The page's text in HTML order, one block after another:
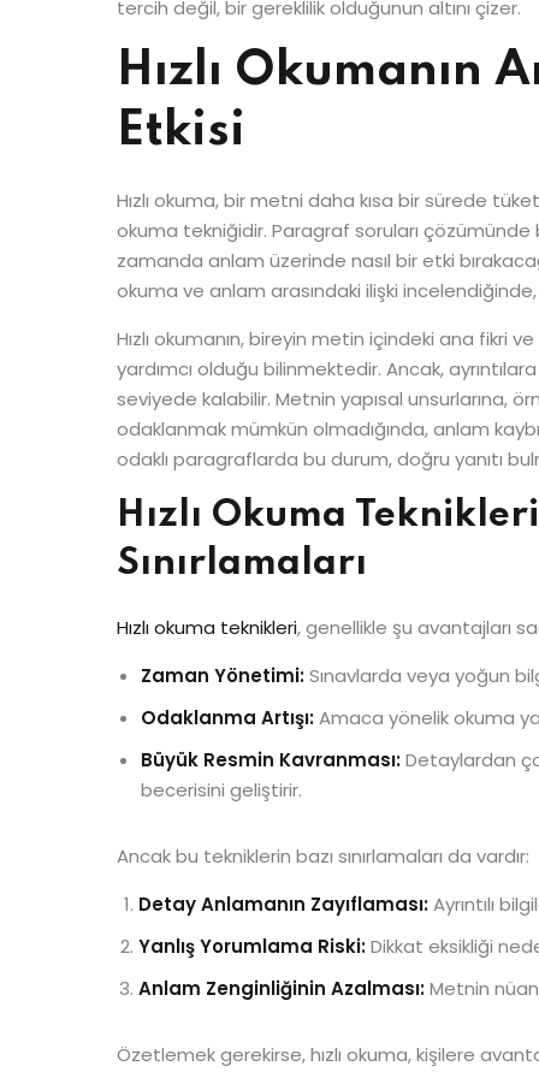
tercih değil, bir gereklilik olduğunun altını çizer.
Hızlı Okumanın
Etkisi
Hızlı okuma, bir metni daha kısa bir sürede
okuma tekniğidir. Paragraf soruları
zamanda anlam üzerinde nasıl bir etki
okuma ve anlam arasındaki ilişki
Hızlı okumanın, bireyin metin içindeki ana fikri
yardımcı olduğu bilinmektedir. Ancak,
seviyede kalabilir. Metnin yapısal unsurlarına,
odaklanmak mümkün olmadığında, anlam
odaklı paragraflarda bu durum, doğru yanıtı
Hızlı Okuma
Sınırlamaları
Hızlı okuma teknikleri, genellikle şu avantajları
Zaman Yönetimi:Sınavlarda veya yoğun
Odaklanma Artışı:Amaca yönelik okuma
Büyük Resmin Kavranması:Detaylardan
becerisini geliştirir.
Ancak bu tekniklerin bazı sınırlamaları da vardır:
Detay Anlamanın Zayıflaması:Ayrıntılı
Yanlış Yorumlama Riski:Dikkat eksikliği
Anlam Zenginliğinin Azalması:Metnin
Özetlemek gerekirse, hızlı okuma, kişilere